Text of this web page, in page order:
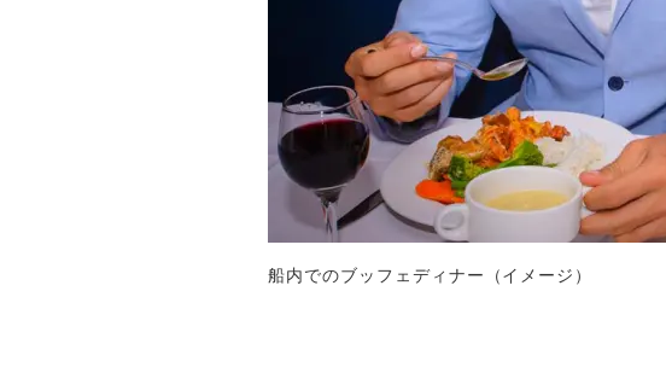
船内でのブッフェディナー（イメージ）